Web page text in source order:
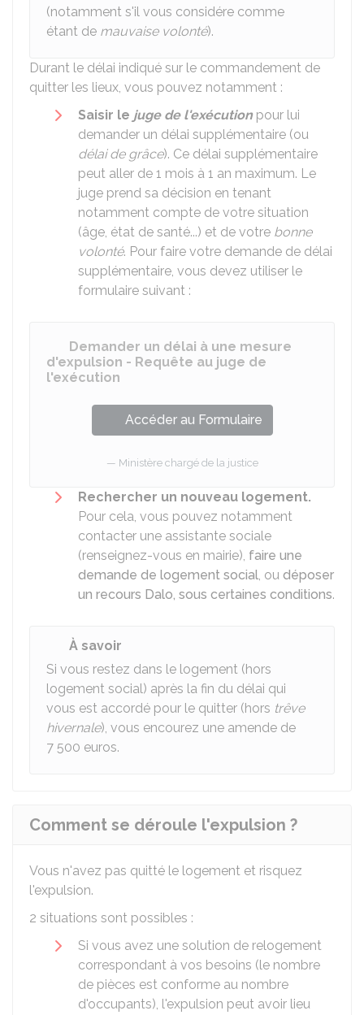
(notamment s'il vous considére comme
étant de mauvaise volonté).
Durant le délai indiqué sur le commandement de
quitter les lieux, vous pouvez notamment :
Saisir le juge de l'exécutionpour lui
demander un délai supplémentaire (ou
délai de grâce). Ce délai supplémentaire
peut aller de 1 mois à 1 an maximum. Le
juge prend sa décision en tenant
notamment compte de votre situation
(âge, état de santé...) et de votre bonne
volonté. Pour faire votre demande de délai
supplémentaire, vous devez utiliser le
formulaire suivant :
Demander un délai à une mesure
d'expulsion - Requête au juge de
l'exécution
Accéder au Formulaire
Ministère chargé de la justice
Rechercher un nouveau logement.
Pour cela, vous pouvez notamment
contacter une assistante sociale
(renseignez-vous en mairie), faire une
demande de logement social, ou déposer
un recours Dalo, sous certaines conditions.
À savoir
Si vous restez dans le logement (hors
logement social) après la fin du délai qui
vous est accordé pour le quitter (hors trêve
hivernale), vous encourez une amende de
7 500 euros.
Comment se déroule l'expulsion ?
Vous n'avez pas quitté le logement et risquez
l'expulsion.
2 situations sont possibles :
Si vous avez une solution de relogement
correspondant à vos besoins (le nombre
de pièces est conforme au nombre
d'occupants), l'expulsion peut avoir lieu